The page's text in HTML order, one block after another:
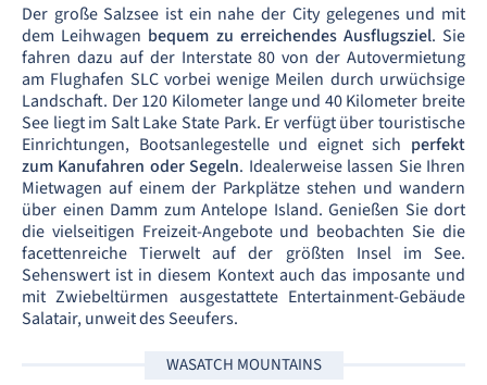
Der große Salzsee ist ein nahe der City gelegenes und mit
dem Leihwagen bequem zu erreichendes Ausflugsziel. Sie
fahren dazu auf der Interstate 80 von der Autovermietung
am Flughafen SLC vorbei wenige Meilen durch urwüchsige
Landschaft. Der 120 Kilometer lange und 40 Kilometer breite
See liegt im Salt Lake State Park. Er verfügt über touristische
Einrichtungen, Bootsanlegestelle und eignet sich perfekt
zum Kanufahren oder Segeln. Idealerweise lassen Sie Ihren
Mietwagen auf einem der Parkplätze stehen und wandern
über einen Damm zum Antelope Island. Genießen Sie dort
die vielseitigen Freizeit-Angebote und beobachten Sie die
facettenreiche Tierwelt auf der größten Insel im See.
Sehenswert ist in diesem Kontext auch das imposante und
mit Zwiebeltürmen ausgestattete Entertainment-Gebäude
Salatair, unweit des Seeufers.
WASATCH MOUNTAINS